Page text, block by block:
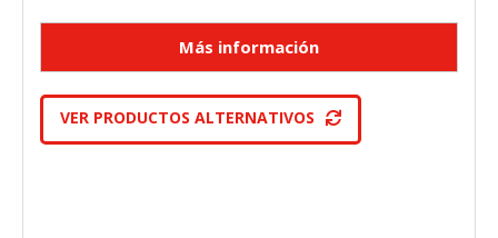
VER PRODUCTOS ALTERNATIVOS